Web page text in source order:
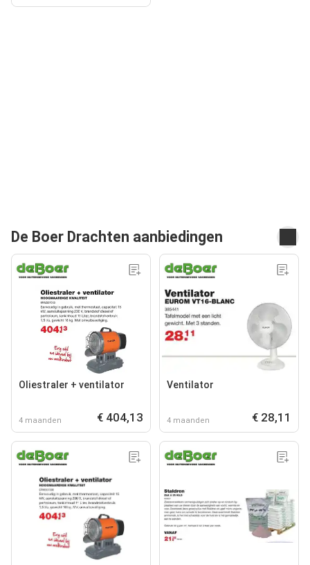
De Boer Drachten aanbiedingen
Oliestraler + ventilator
4 maanden € 404,13
Ventilator
4 maanden € 28,11